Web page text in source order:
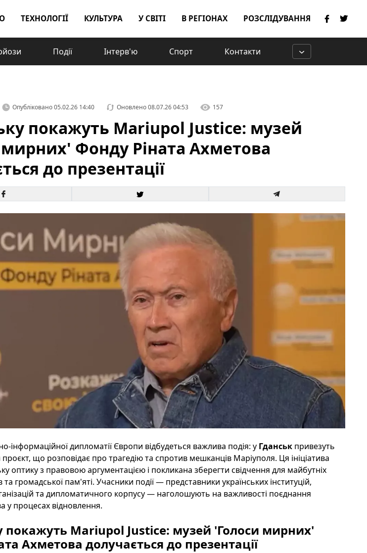
ТЕХНОЛОГІЇ КУЛЬТУРА У СВІТІ В РЕГІОНАХ РОЗСЛІДУВАННЯ
Події Інтерв'ю Спорт Контакти
Опубліковано05.02.26 14:40 Оновлено08.07.26 04:53 157
покажуть Mariupol Justice: музей
Фонду Ріната Ахметова
до презентації
інформаційної дипломатії Європи відбудеться важлива подія: у Гданськпривезуть
що розповідає про трагедію та спротив мешканців Маріуполя. Ця ініціатива
оптику з правовою аргументацією і покликана зберегти свідчення для майбутніх
та громадської пам'яті. Учасники події — представники українських інституцій,
та дипломатичного корпусу — наголошують на важливості поєднання
у процесах відновлення.
покажуть Mariupol Justice: музей 'Голоси мирних'
Ахметова долучається до презентації